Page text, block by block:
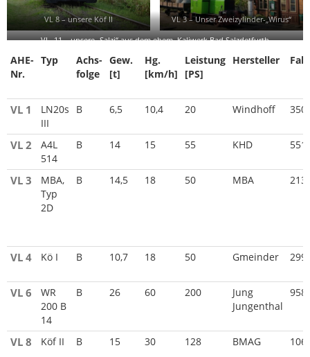
VL 8 – unsere Köf II
VL 3 – Unser Zweizylinder-„Wirus“
VL 11 – unsere „Salzi“ aus dem ehem. Kaliwerk Bad Salzdetfurth
AHE-
Nr.
Typ
Achs-
folge
Gew.
[t]
Hg.
[km/h]
Leistung
[PS]
Hersteller
AHE-
Typ
Achs-
Gew.
Hg.
Leistung
Hersteller
VL 1
LN20s
III
B 6,5 10,4 20 Windhoff 350
VL 2
A4L
514
B 14 15 55 KHD
VL 3
MBA,
Typ
2D
B 14,5 18 50 MBA
VL 4 Kö I B 10,7 18 50 Gmeinder
VL 6
WR
200 B
14
B 26 60 200
Jung 
Jungenthal
VL 8 Köf II B 15 30 128 BMAG